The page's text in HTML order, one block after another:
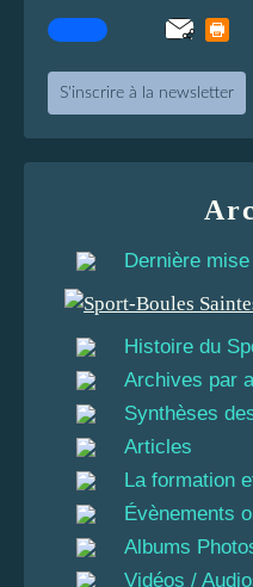
S'inscrire à la newsletter
Dernière
Histoire du
Archives par
Synthèses
Articles
La formation
Évènements
Albums
Vidéos /